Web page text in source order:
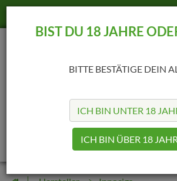
BIST DU 18 JAHRE
BITTE BESTÄTIGE DEIN
ICH BIN UNTER 18
ICH BIN ÜBER 18
0 0